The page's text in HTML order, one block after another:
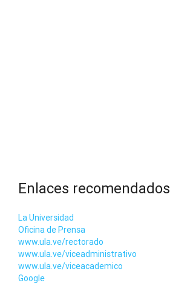
Enlaces recomendados
La Universidad
Oficina de Prensa
www.ula.ve/rectorado
www.ula.ve/viceadministrativo
www.ula.ve/viceacademico
Google